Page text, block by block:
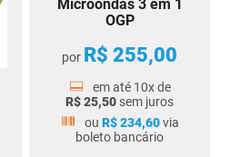
Microondas 3 em 1
OGP
por R$ 255,00
em até 10x de
R$25,50 sem juros
ou R$ 234,60via
boleto bancário